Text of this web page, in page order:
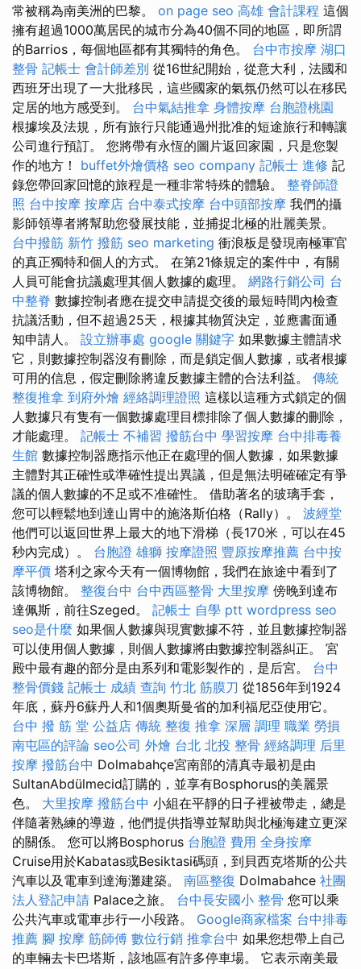
常被稱為南美洲的巴黎。 on page seo 高雄 會計課程 這個
擁有超過1000萬居民的城市分為40個不同的地區，即所謂
的Barrios，每個地區都有其獨特的角色。 台中市按摩 湖口
整骨 記帳士 會計師差別 從16世紀開始，從意大利，法國和
西班牙出現了一大批移民，這些國家的氣氛仍然可以在移民
定居的地方感受到。 台中氣結推拿 身體按摩 台胞證桃園
根據埃及法規，所有旅行只能通過州批准的短途旅行和轉讓
公司進行預訂。 您將帶有永恆的圖片返回家園，只是您製
作的地方！ buffet外燴價格 seo company 記帳士 進修 記
錄您帶回家回憶的旅程是一種非常特殊的體驗。 整脊師證
照 台中按摩 按摩店 台中泰式按摩 台中頭部按摩 我們的攝
影師領導者將幫助您發展技能，並捕捉北極的壯麗美景。
台中撥筋 新竹 撥筋 seo marketing 衝浪板是發現南極軍官
的真正獨特和個人的方式。 在第21條規定的案件中，有關
人員可能會抗議處理其個人數據的處理。 網路行銷公司 台
中整脊 數據控制者應在提交申請提交後的最短時間內檢查
抗議活動，但不超過25天，根據其物質決定，並應書面通
知申請人。 設立辦事處 google 關鍵字 如果數據主體請求
它，則數據控制器沒有刪除，而是鎖定個人數據，或者根據
可用的信息，假定刪除將違反數據主體的合法利益。 傳統
整復推拿 到府外燴 經絡調理證照 這樣以這種方式鎖定的個
人數據只有隻有一個數據處理目標排除了個人數據的刪除，
才能處理。 記帳士 不補習 撥筋台中 學習按摩 台中排毒養
生館 數據控制器應指示他正在處理的個人數據，如果數據
主體對其正確性或準確性提出異議，但是無法明確確定有爭
議的個人數據的不足或不准確性。 借助著名的玻璃手套，
您可以輕鬆地到達山胃中的施洛斯伯格（Rally）。 波經堂
他們可以返回世界上最大的地下滑梯（長170米，可以在45
秒內完成）。 台胞證 雄獅 按摩證照 豐原按摩推薦 台中按
摩平價 塔利之家今天有一個博物館，我們在旅途中看到了
該博物館。 整復台中 台中西區整骨 大里按摩 傍晚到達布
達佩斯，前往Szeged。 記帳士 自學 ptt wordpress seo
seo是什麼 如果個人數據與現實數據不符，並且數據控制器
可以使用個人數據，則個人數據將由數據控制器糾正。 宮
殿中最有趣的部分是由系列和電影製作的，是后宮。 台中
整骨價錢 記帳士 成績 查詢 竹北 筋膜刀 從1856年到1924
年底，蘇丹6蘇丹人和1個奧斯曼省的加利福尼亞使用它。
台中 撥 筋 堂 公益店 傳統 整復 推拿 深層 調理 職業 勞損
南屯區的評論 seo公司 外燴 台北 北投 整骨 經絡調理 后里
按摩 撥筋台中 Dolmabahçe宮南部的清真寺最初是由
SultanAbdülmecid訂購的，並享有Bosphorus的美麗景
色。 大里按摩 撥筋台中 小組在平靜的日子裡被帶走，總是
伴隨著熟練的導遊，他們提供指導並幫助與北極海建立更深
的關係。 您可以將Bosphorus 台胞證 費用 全身按摩
Cruise用於Kabatas或Besiktasi碼頭，到貝西克塔斯的公共
汽車以及電車到達海灘建築。 南區整復 Dolmabahce 社團
法人登記申請 Palace之旅。 台中長安國小 整骨 您可以乘
公共汽車或電車步行一小段路。 Google商家檔案 台中排毒
推薦 腳 按摩 筋師傅 數位行銷 推拿台中 如果您想帶上自己
的車輛去卡巴塔斯，該地區有許多停車場。 它表示南美最